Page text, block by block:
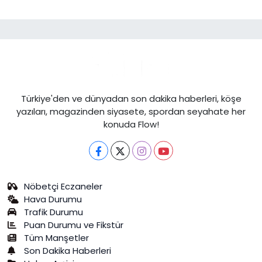
Türkiye'den ve dünyadan son dakika haberleri, köşe
yazıları, magazinden siyasete, spordan seyahate her
konuda Flow!
Nöbetçi Eczaneler
Hava Durumu
Trafik Durumu
Puan Durumu ve Fikstür
Tüm Manşetler
Son Dakika Haberleri